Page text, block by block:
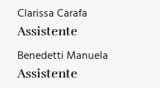
Clarissa Carafa
Assistente
Benedetti Manuela
Assistente